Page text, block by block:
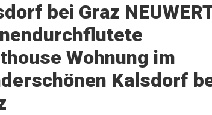
bei Graz
Wohnung im
Kalsdorf